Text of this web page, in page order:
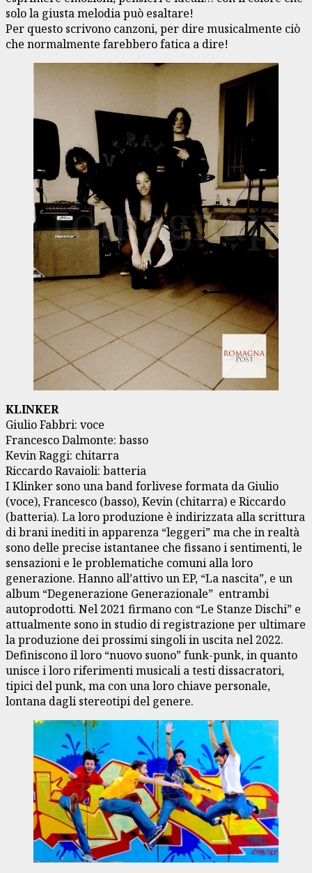
solo la giusta melodia può esaltare!
Per questo scrivono canzoni, per dire musicalmente ciò
che normalmente farebbero fatica a dire!
KLINKER
Giulio Fabbri: voce
Francesco Dalmonte: basso
Kevin Raggi: chitarra
Riccardo Ravaioli: batteria
I Klinker sono una band forlivese formata da Giulio
(voce), Francesco (basso), Kevin (chitarra) e Riccardo
(batteria). La loro produzione è indirizzata alla scrittura
di brani inediti in apparenza “leggeri” ma che in realtà
sono delle precise istantanee che fissano i sentimenti, le
sensazioni e le problematiche comuni alla loro
generazione. Hanno all’attivo un EP, “La nascita”, e un
album “Degenerazione Generazionale” entrambi
autoprodotti. Nel 2021 firmano con “Le Stanze Dischi” e
attualmente sono in studio di registrazione per ultimare
la produzione dei prossimi singoli in uscita nel 2022.
Definiscono il loro “nuovo suono” funk-punk, in quanto
unisce i loro riferimenti musicali a testi dissacratori,
tipici del punk, ma con una loro chiave personale,
lontana dagli stereotipi del genere.